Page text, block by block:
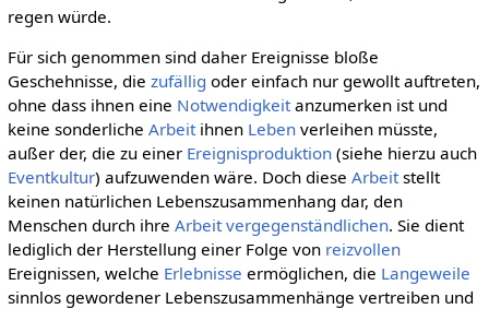
regen würde.
Für sich genommen sind daher Ereignisse bloße
Geschehnisse, die zufällig oder einfach nur gewollt auftreten,
ohne dass ihnen eine Notwendigkeitanzumerken ist und
keine sonderliche Arbeitihnen Lebenverleihen müsste,
außer der, die zu einer Ereignisproduktion(siehe hierzu auch
Eventkultur) aufzuwenden wäre. Doch diese Arbeitstellt
keinen natürlichen Lebenszusammenhang dar, den
Menschen durch ihre Arbeit vergegenständlichen. Sie dient
lediglich der Herstellung einer Folge von reizvollen
Ereignissen, welche Erlebnisse ermöglichen, die Langeweile
sinnlos gewordener Lebenszusammenhänge vertreiben und